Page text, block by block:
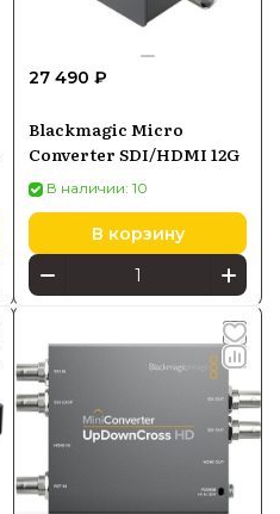
27 490 ₽
Blackmagic Micro
Converter SDI/HDMI 12G
В наличии: 10
В корзину